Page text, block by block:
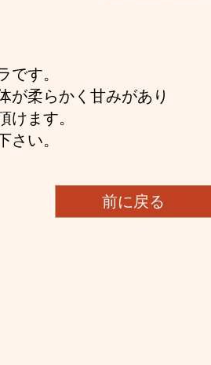
です。
が柔らかく甘みがあり
けます。
さい。
前に戻る